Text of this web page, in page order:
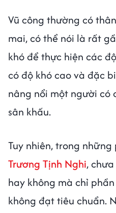
Vũ công thường có
mai, có thể nói là rất
khó để thực hiện các
có độ khó cao và đặc
nâng nổi một người có
sân khấu.
Tuy nhiên, trong
Trương Tịnh Nghi,
hay không mà chỉ
không đạt tiêu chuẩn.